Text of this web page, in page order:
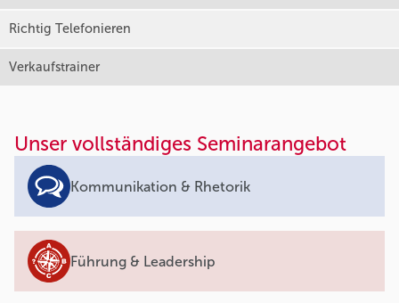
Richtig Telefonieren
Verkaufstrainer
Unser vollständiges Seminarangebot
Kommunikation & Rhetorik
Führung & Leadership